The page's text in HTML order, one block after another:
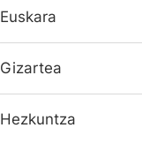
Euskara
Gizartea
Hezkuntza